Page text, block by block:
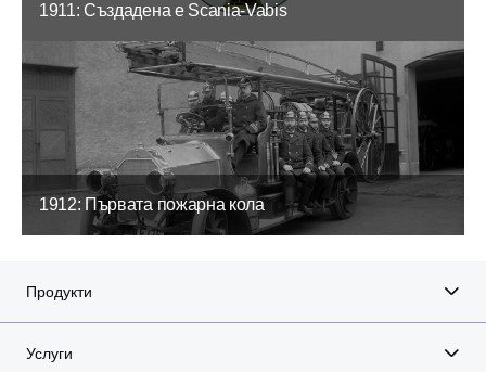
1911: Създадена е Scania-Vabis
1912: Първата пожарна кола
Продукти
Услуги